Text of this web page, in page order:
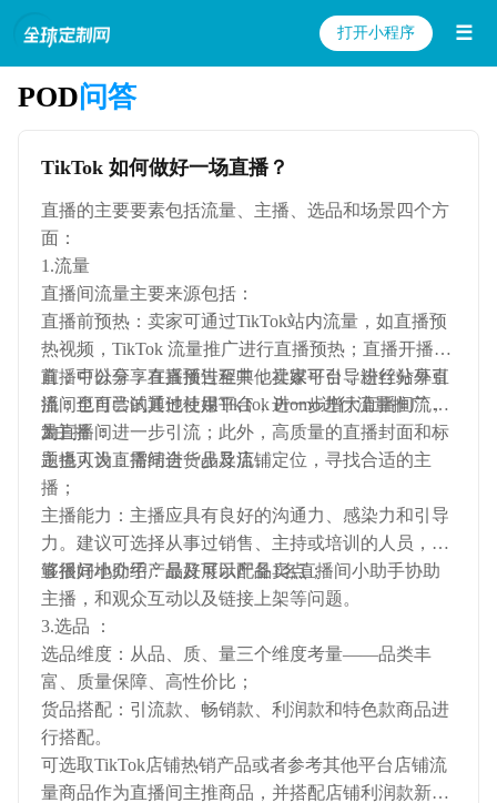
打开小程序 ☰
POD问答
TikTok 如何做好一场直播？
直播的主要要素包括流量、主播、选品和场景四个方
面：
1.流量
直播间流量主要来源包括：
直播前预热：卖家可通过TikTok站内流量，如直播预
热视频，TikTok 流量推广进行直播预热；直播开播
前，可以分享直播预告至其他社媒平台，进行站外引
流；也可尝试通过使用TikTok Promo进行流量推广，
为直播间进一步引流；此外，高质量的直播封面和标
题也可为直播间进一步导流。
直播中分享：在直播过程中，卖家可引导粉丝分享直
播间至自己的其他社媒平台，进一步增大直播间流
量。
2.主播 ：
主播人设：需结合货品及店铺定位，寻找合适的主
播；
主播能力：主播应具有良好的沟通力、感染力和引导
力。建议可选择从事过销售、主持或培训的人员，能
够很好地介绍产品及展示产品卖点；
直播间小助手：最好可以配备1名直播间小助手协助
主播，和观众互动以及链接上架等问题。
3.选品 ：
选品维度：从品、质、量三个维度考量——品类丰
富、质量保障、高性价比；
货品搭配：引流款、畅销款、利润款和特色款商品进
行搭配。
可选取TikTok店铺热销产品或者参考其他平台店铺流
量商品作为直播间主推商品，并搭配店铺利润款新品